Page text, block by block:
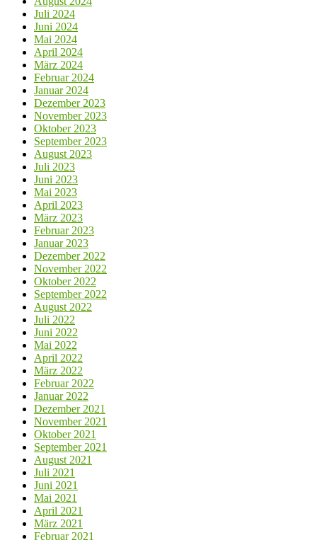
Juli 2024
Juni 2024
Mai 2024
April 2024
März 2024
Februar 2024
Januar 2024
Dezember 2023
November 2023
Oktober 2023
September 2023
August 2023
Juli 2023
Juni 2023
Mai 2023
April 2023
März 2023
Februar 2023
Januar 2023
Dezember 2022
November 2022
Oktober 2022
September 2022
August 2022
Juli 2022
Juni 2022
Mai 2022
April 2022
März 2022
Februar 2022
Januar 2022
Dezember 2021
November 2021
Oktober 2021
September 2021
August 2021
Juli 2021
Juni 2021
Mai 2021
April 2021
März 2021
Februar 2021